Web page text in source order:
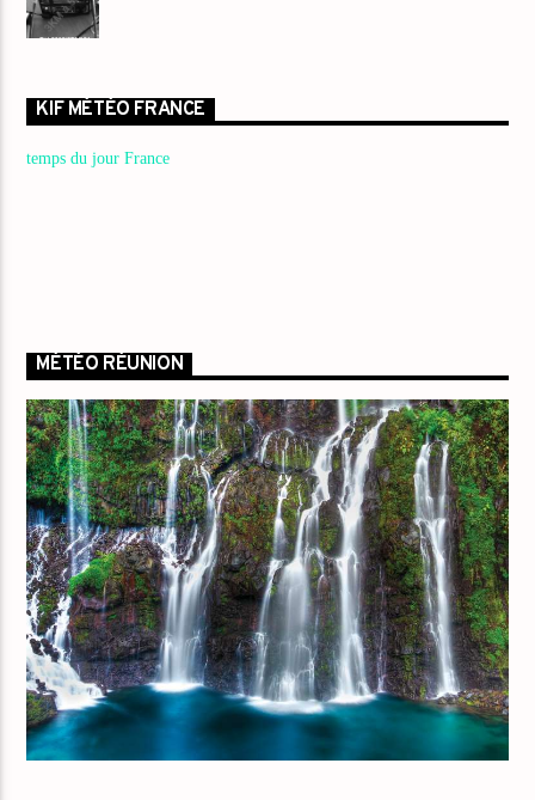
KIF MÉTÉO FRANCE
temps du jour France
MÉTÉO RÉUNION